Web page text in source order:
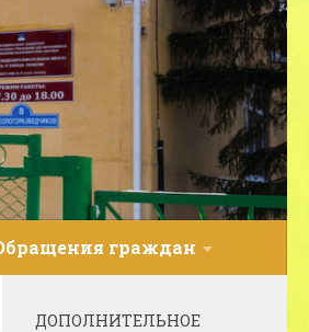
граждан
ДОПОЛНИТЕЛЬНОЕ